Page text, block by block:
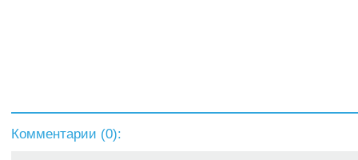
Комментарии (0):